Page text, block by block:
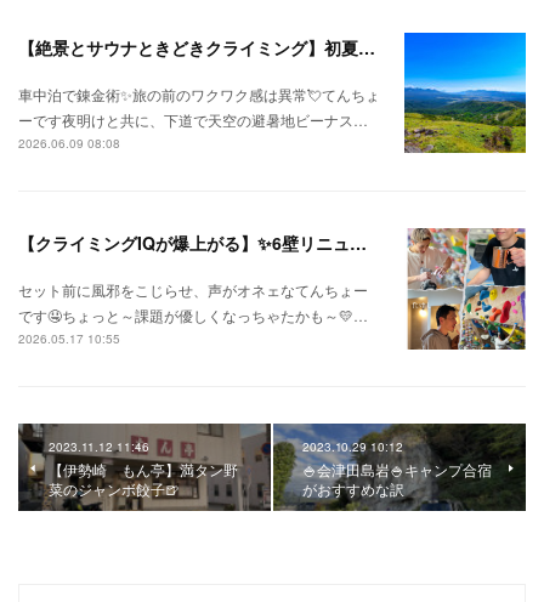
【絶景とサウナときどきクライミング】初夏の信州ひとり旅⛅
車中泊で錬金術✨旅の前のワクワク感は異常💘てんちょ
ーです夜明けと共に、下道で天空の避暑地ビーナス…
2026.06.09 08:08
【クライミングIQが爆上がる】✨6壁リニューアル✨
セット前に風邪をこじらせ、声がオネェなてんちょー
です🤤ちょっと～課題が優しくなっちゃたかも～💛…
2026.05.17 10:55
2023.11.12 11:46
【伊勢崎 もん亭】満タン野
菜のジャンボ餃子🍺
2023.10.29 10:12
🍚会津田島岩🍚キャンプ合宿
がおすすめな訳